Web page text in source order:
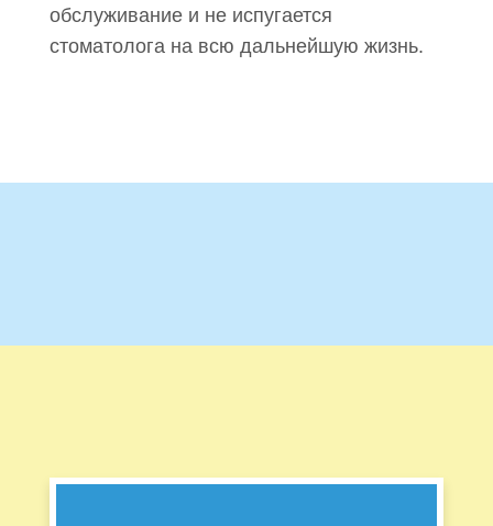
обслуживание и не испугается
стоматолога на всю дальнейшую жизнь.